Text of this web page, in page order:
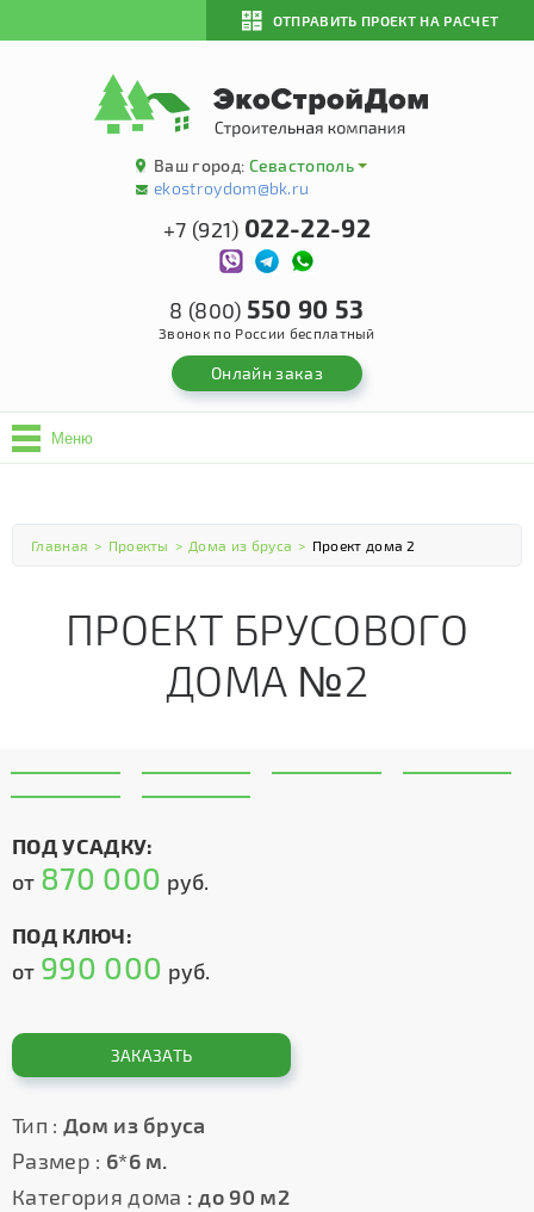
ОТПРАВИТЬ ПРОЕКТ НА РАСЧЕТ
Ваш город: Севастополь
ekostroydom@bk.ru
+7 (921) 022-22-92
8 (800) 550 90 53
Звонок по России бесплатный
Онлайн заказ
Меню
Главная > Проекты > Дома из бруса > Проект дома 2
ПРОЕКТ БРУСОВОГО
ДОМА №2
ПОД УСАДКУ:
от 870 000 руб.
ПОД КЛЮЧ:
от 990 000 руб.
ЗАКАЗАТЬ
Тип : Дом из бруса
Размер : 6*6 м.
Категория дома : до 90 м2